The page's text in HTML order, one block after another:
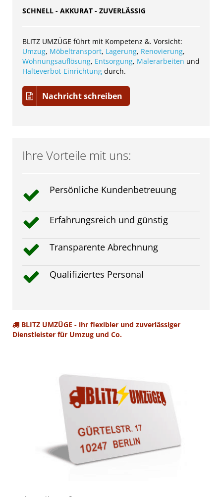
SCHNELL - AKKURAT - ZUVERLÄSSIG
BLITZ UMZÜGE führt mit Kompetenz &. Vorsicht:
Umzug, Möbeltransport, Lagerung, Renovierung,
Wohnungsauflösung, Entsorgung, Malerarbeiten und
Halteverbot-Einrichtung durch.
Nachricht schreiben
Ihre Vorteile mit uns:
Persönliche Kundenbetreuung
Erfahrungsreich und günstig
Transparente Abrechnung
Qualifiziertes Personal
BLITZ UMZÜGE - ihr flexibler und zuverlässiger
Dienstleister für Umzug und Co.